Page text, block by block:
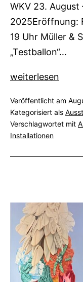
WKV 23. August
2025Eröffnung:
19 Uhr Müller &
„Testballon“…
200
Gegenwart.
Konstellation
3
weiterlesen
Veröffentlicht am
Kategorisiert als
Verschlagwortet mit
Installationen